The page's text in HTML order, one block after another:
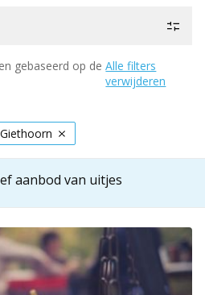
gebaseerd op de Alle filters
verwijderen
aanbod van uitjes